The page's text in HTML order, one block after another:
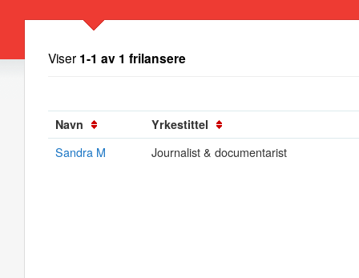
Viser 1-1 av 1 frilansere
Navn Yrkestittel
Sandra M Journalist & documentarist